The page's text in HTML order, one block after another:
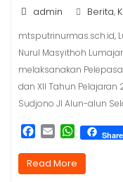
admin Berita,
mtsputrinurmas.sch.id,
Nurul Masyithoh
melaksanakan
dan XII Tahun
Sudjono Jl Alun-alun
c
e
a
i
W
h
a
t
Share
Read More